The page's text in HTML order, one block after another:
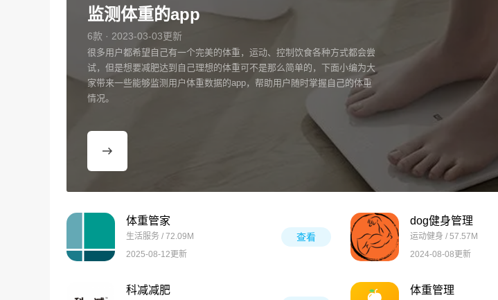
监测体重的app
6款 · 2023-03-03更新
很多用户都希望自己有一个完美的体重，运动、控制饮食各种方式都会尝
试，但是想要减肥达到自己理想的体重可不是那么简单的，下面小编为大
家带来一些能够监测用户体重数据的app，帮助用户随时掌握自己的体重
情况。
体重管家
生活服务 / 72.09M
2025-08-12更新
查看
dog健身管理
运动健身 / 57.57M
2024-08-08更新
科减减肥 体重管理